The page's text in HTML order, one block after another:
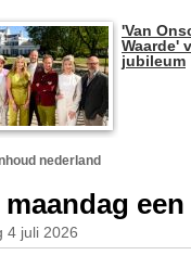
'Van
Waarde'
jubileum
nederland
maandag
4 juli 2026